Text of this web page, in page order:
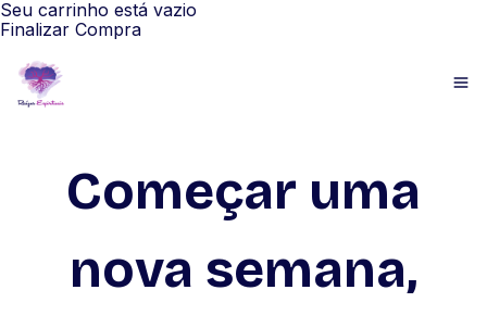
Seu carrinho está vazio
Finalizar Compra
Começar uma
nova semana,